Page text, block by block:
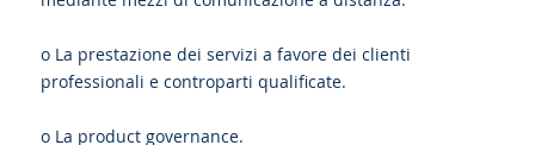
o La prestazione dei servizi a favore dei clienti
professionali e controparti qualificate.
o La product governance.